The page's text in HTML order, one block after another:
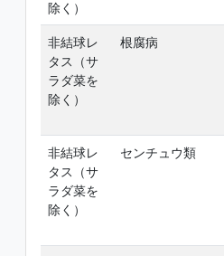
除く）
非結球レ
タス（サ
ラダ菜を
除く）
根腐病
非結球レ
タス（サ
ラダ菜を
除く）
センチュウ類